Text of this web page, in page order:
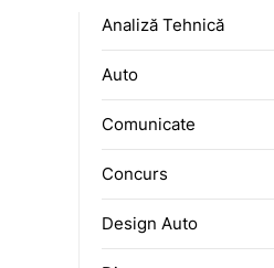
Analiză Tehnică
Auto
Comunicate
Concurs
Design Auto